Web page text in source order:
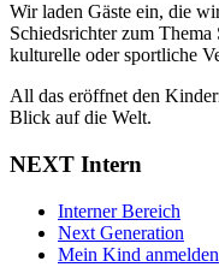
Wir laden Gäste ein, die
Schiedsrichter zum
kulturelle oder sportliche
All das eröffnet den
Blick auf die Welt.
NEXT Intern
Interner Bereich
Next Generation
Mein Kind anmelden